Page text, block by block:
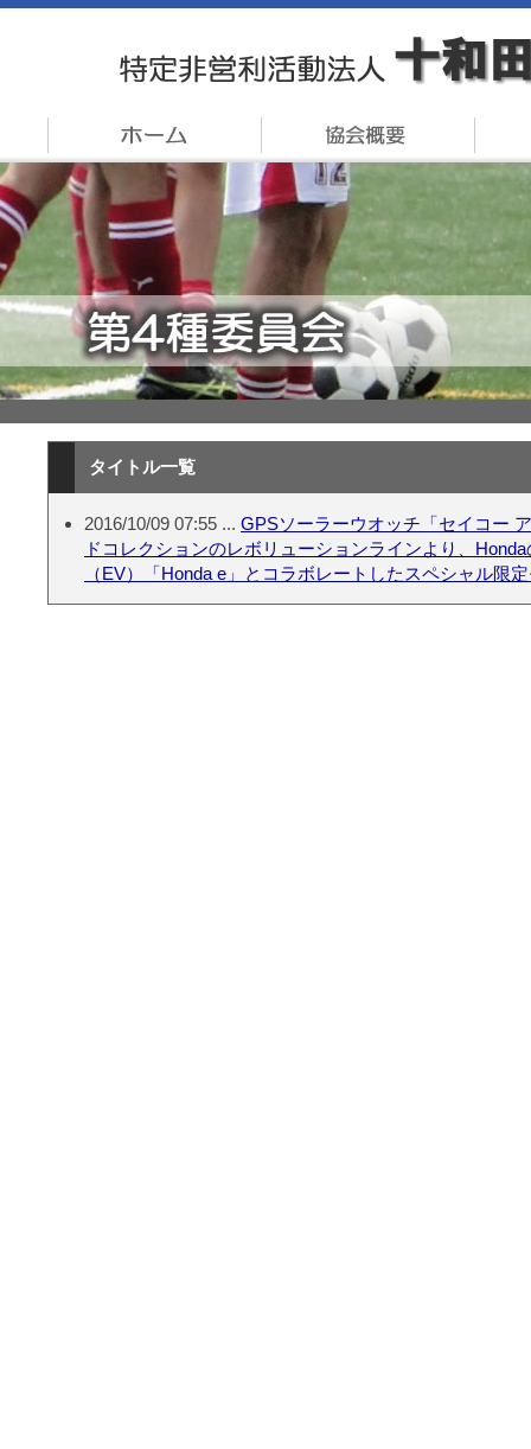
タイトル一覧
2016/10/09 07:55 ... GPSソーラーウオッチ「セイコー
ドコレクションのレボリューションラインより、
（EV）「Honda e」とコラボレートしたスペシャル限